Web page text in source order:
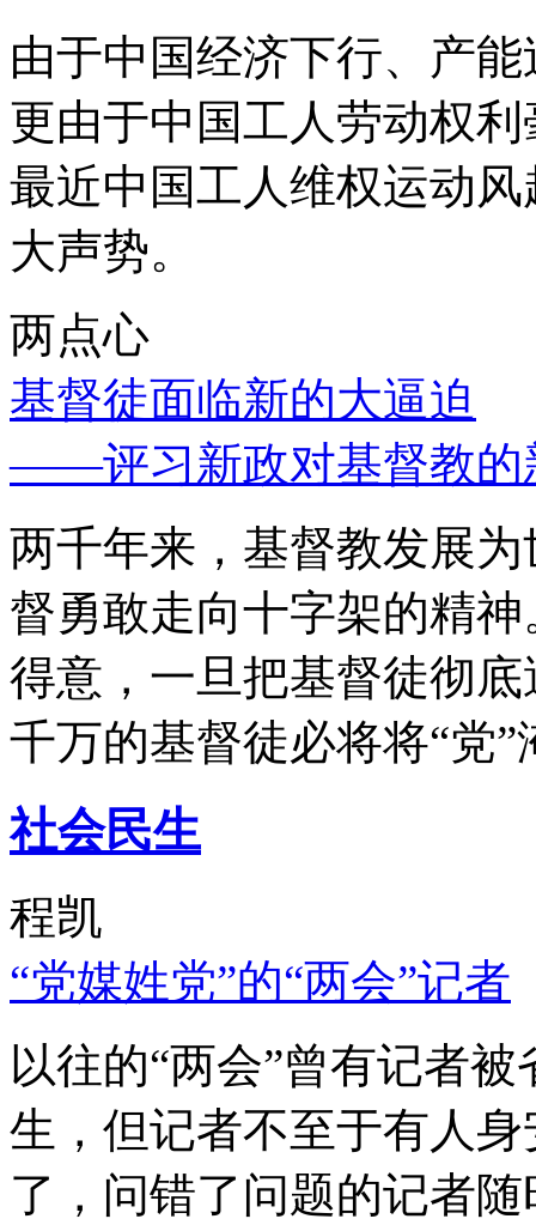
由于中国经济下行、产
更由于中国工人劳动权
最近中国工人维权运动
大声势。
两点心
基督徒面临新的大逼迫
——评习新政对基督教的
两千年来，基督教发展
督勇敢走向十字架的精
得意，一旦把基督徒彻
千万的基督徒必将将“党”
社会民生
程凯
“党媒姓党”的“两会”记者
以往的“两会”曾有记者
生，但记者不至于有人
了，问错了问题的记者